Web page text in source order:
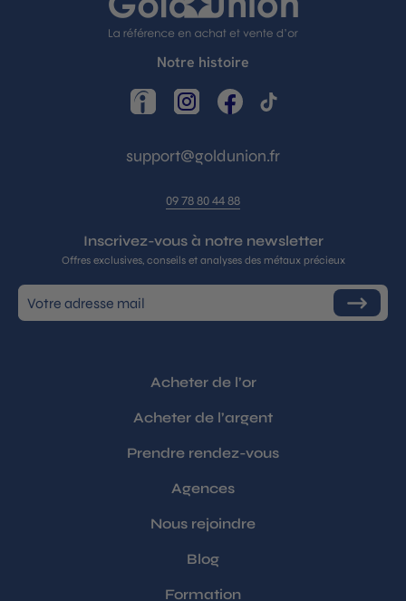
Notre histoire
LinkedIn InstagramFacebookTikTok
support@goldunion.fr
09 78 80 44 88
Inscrivez-vous à notre newsletter
Offres exclusives, conseils et analyses des métaux précieux
Inscrivez-
vous
S'inscrire
Acheter de l’or
Acheter de l’argent
Prendre rendez-vous
Agences
Nous rejoindre
Blog
Formation